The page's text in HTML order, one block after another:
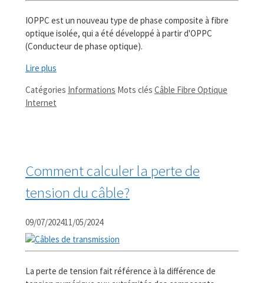
IOPPC est un nouveau type de phase composite à fibre
optique isolée, qui a été développé à partir d'OPPC
(Conducteur de phase optique).
Lire plus
Catégories Informations Mots clés Câble Fibre Optique
Internet
Comment calculer la perte de
tension du câble?
09/07/202411/05/2024
La perte de tension fait référence à la différence de